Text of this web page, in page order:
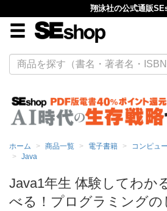
翔泳社の公式通販
ホーム 商品一覧 電子書籍 コンピュ
Java
Java1年生 体験してわか
べる！プログラミングの